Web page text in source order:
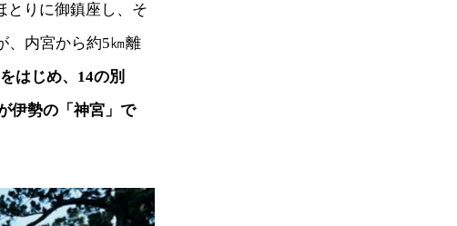
とりに御鎮座し、そ
、内宮から約5㎞離
はじめ、14の別
伊勢の「神宮」で